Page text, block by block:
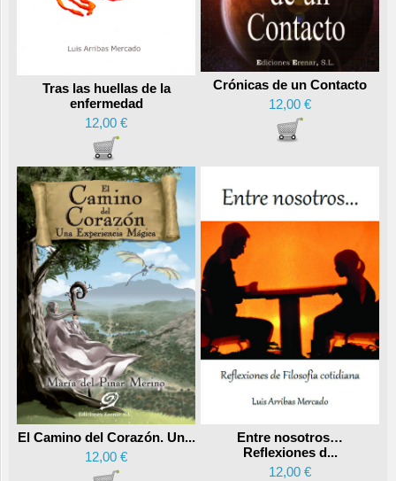
Tras las huellas de la
enfermedad
12,00 €
Crónicas de un Contacto
12,00 €
El Camino del Corazón. Un...
12,00 €
Entre nosotros…
Reflexiones d...
12,00 €